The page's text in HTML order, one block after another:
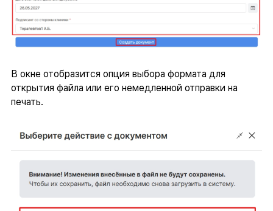
В окне отобразится опция выбора формата для
открытия файла или его немедленной отправки на
печать.